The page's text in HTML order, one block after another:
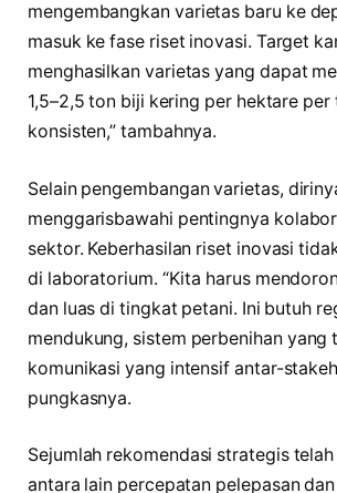
mengembangkan varietas baru ke
masuk ke fase riset inovasi. Target
menghasilkan varietas yang dapat
1,5–2,5 ton biji kering per hektare per
konsisten,” tambahnya.
Selain pengembangan varietas,
menggarisbawahi pentingnya
sektor. Keberhasilan riset inovasi
di laboratorium. “Kita harus
dan luas di tingkat petani. Ini butuh
mendukung, sistem perbenihan yang
komunikasi yang intensif antar-
pungkasnya.
Sejumlah rekomendasi strategis
antara lain percepatan pelepasan